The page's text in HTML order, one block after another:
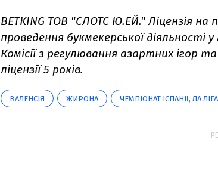
BETKING ТОВ "СЛОТС Ю.ЕЙ." Ліцензія на
проведення букмекерської діяльності
Комісії з регулювання азартних ігор
ліцензії 5 років.
ВАЛЕНСІЯ ЖИРОНА ЧЕМПІОНАТ ІСПАНІЇ, ЛА ЛІГА